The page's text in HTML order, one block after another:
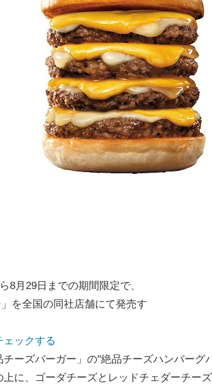
月29日までの期間限定で、
を全国の同社店舗にて発売す
ックする
ーズバーガー」の"絶品チーズハンバーグ
に、ゴーダチーズとレッドチェダーチー